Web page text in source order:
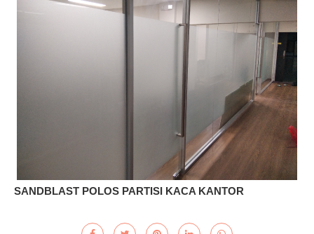
SANDBLAST POLOS PARTISI KACA KANTOR